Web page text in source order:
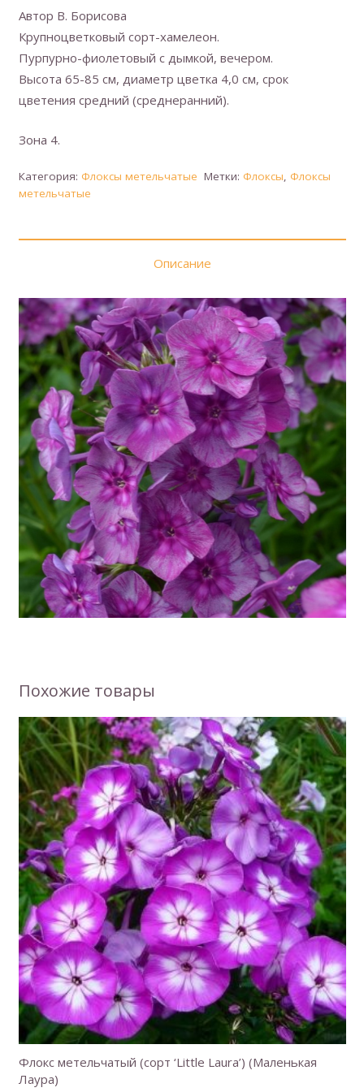
Автор В. Борисова
Крупноцветковый сорт-хамелеон.
Пурпурно-фиолетовый с дымкой, вечером.
Высота 65-85 см, диаметр цветка 4,0 см, срок
цветения средний (среднеранний).
Зона 4.
Категория: Флоксы метельчатые Метки: Флоксы, Флоксы
метельчатые
Описание
Похожие товары
Флокс метельчатый (сорт ‘Little Laura’) (Маленькая
Лаура)